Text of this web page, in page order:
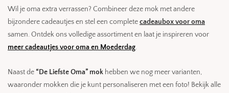
Wil je oma extra verrassen? Combineer deze mok met andere
bijzondere cadeautjes en stel een completecadeaubox voor oma
samen. Ontdek ons volledige assortiment en laat je inspireren voor
meer cadeautjes voor oma en Moederdag.
Naast de “De Liefste Oma” mok hebben we nog meer varianten,
waaronder mokken die je kunt personaliseren met een foto! Bekijk alle